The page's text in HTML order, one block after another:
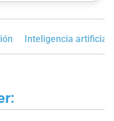
Inteligencia artificial